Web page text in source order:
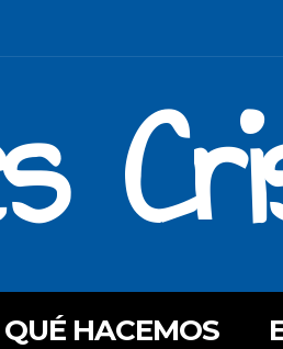
QUÉ HACEMOS